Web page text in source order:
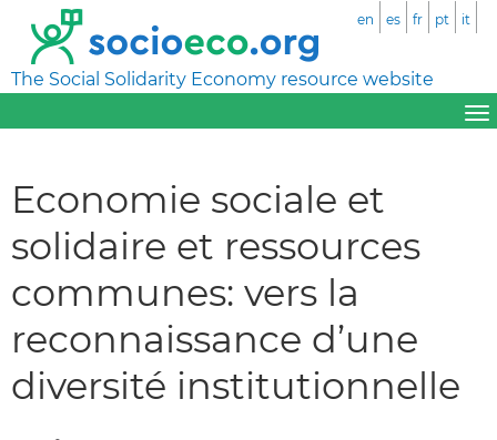
The Social Solidarity Economy resource website
en es fr pt it
Economie sociale et
solidaire et ressources
communes: vers la
reconnaissance d’une
diversité institutionnelle